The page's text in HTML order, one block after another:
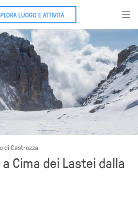
di Castrozza
Cima dei Lastei dalla
LUOGO E ATTIVITÃ